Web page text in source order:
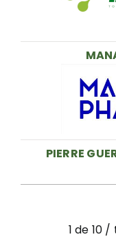
PIERRE
1 de 10